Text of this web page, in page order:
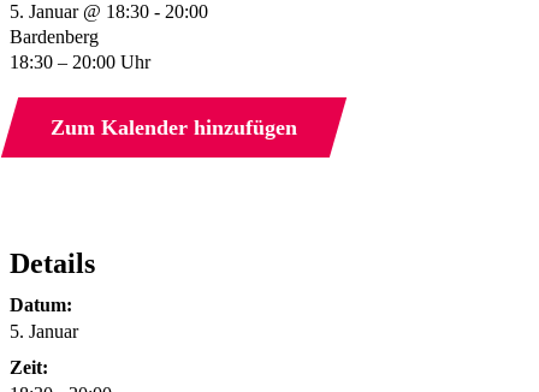
5. Januar @ 18:30 - 20:00
Bardenberg
18:30 – 20:00 Uhr
Zum Kalender hinzufügen
Details
Datum:
5. Januar
Zeit: